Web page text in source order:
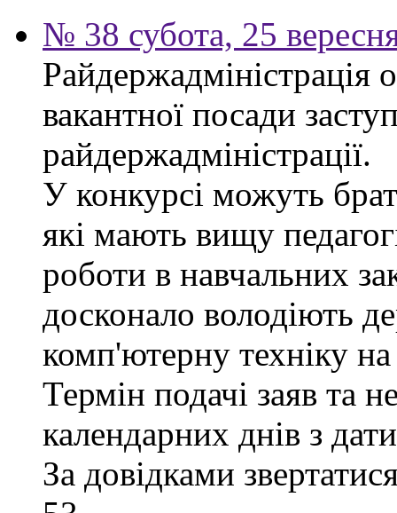
№ 38 субота, 25
Райдержадміністрація
вакантної посади
райдержадміністрації.
У конкурсі можуть
які мають вищу
роботи в навчальних
досконало володіють
комп'ютерну техніку на
Термін подачі заяв та
календарних днів з
За довідками